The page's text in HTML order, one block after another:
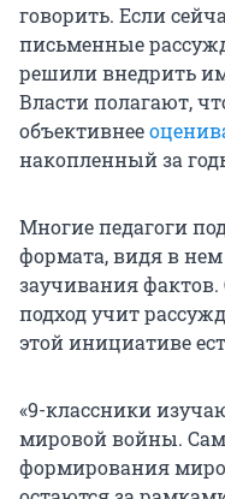
говорить. Если
письменные
решили внедрить
Власти полагают,
объективнее
накопленный за
Многие педагоги
формата, видя в нем
заучивания
подход учит
этой инициативе
«9-классники
мировой войны.
формирования